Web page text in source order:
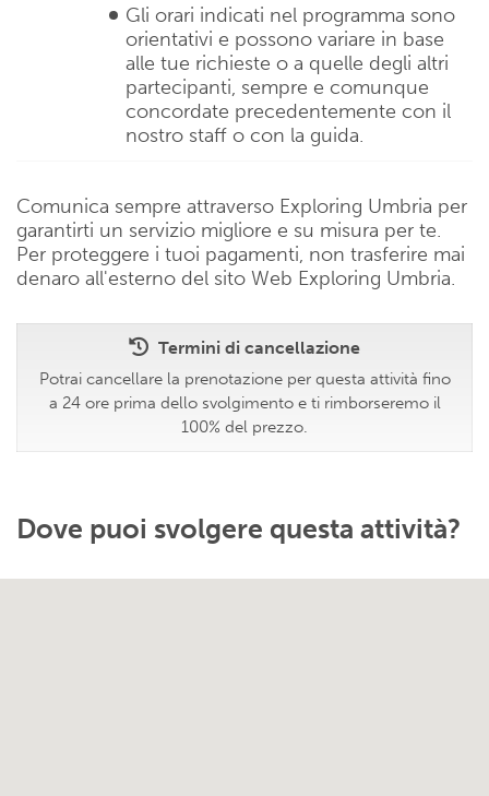
Gli orari indicati nel programma sono
orientativi e possono variare in base
alle tue richieste o a quelle degli altri
partecipanti, sempre e comunque
concordate precedentemente con il
nostro staff o con la guida.
Comunica sempre attraverso Exploring Umbria per
garantirti un servizio migliore e su misura per te.
Per proteggere i tuoi pagamenti, non trasferire mai
denaro all'esterno del sito Web Exploring Umbria.
Termini di cancellazione
Potrai cancellare la prenotazione per questa attività fino
a 24 ore prima dello svolgimento e ti rimborseremo il
100% del prezzo.
Dove puoi svolgere questa attività?